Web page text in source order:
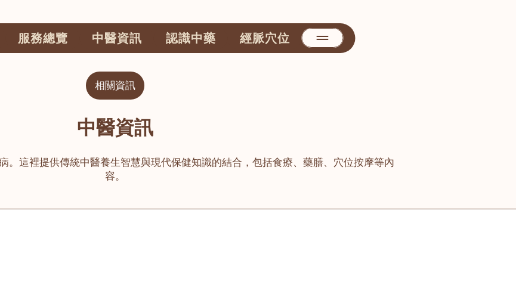
服務總覽 中醫資訊 認識中藥 經脈穴位
相關資訊
中醫資訊
。這裡提供傳統中醫養生智慧與現代保健知識的結合，包括食療、藥膳、穴位按摩等內
容。